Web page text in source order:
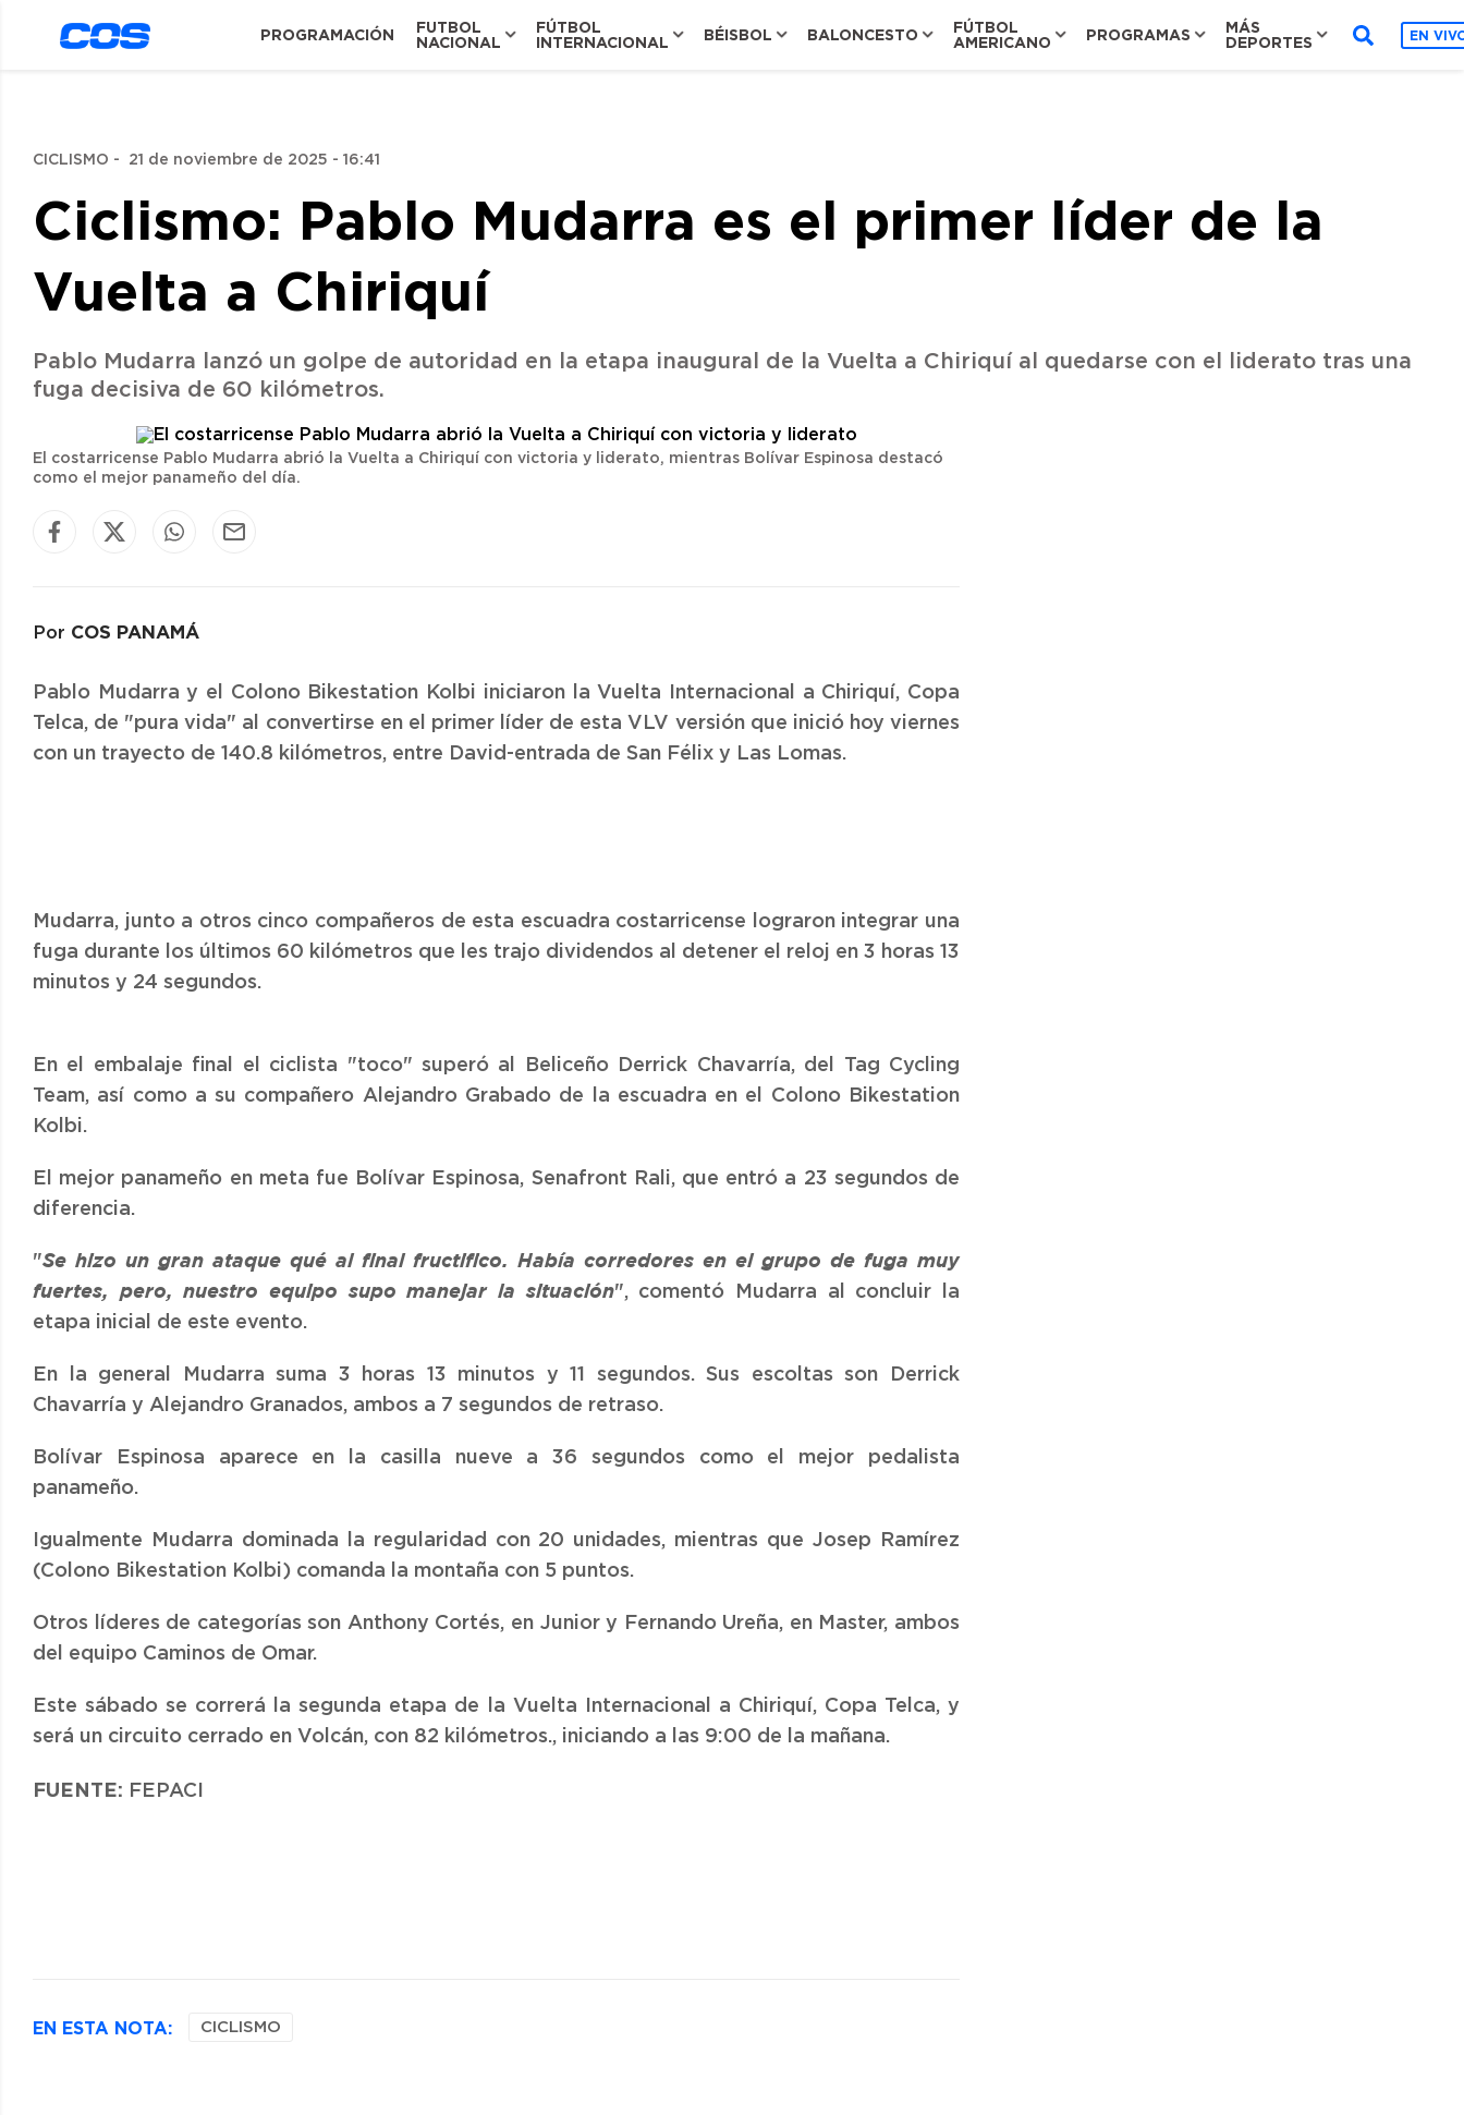
PROGRAMACIÓN
FUTBOL
NACIONAL
FÚTBOL
INTERNACIONAL
BÉISBOL BALONCESTO
FÚTBOL
AMERICANO
PROGRAMAS
MÁS
DEPORTES
EN
CICLISMO - 21 de noviembre de 2025 - 16:41
Ciclismo: Pablo Mudarra es el primer líder de la
Vuelta a Chiriquí
Pablo Mudarra lanzó un golpe de autoridad en la etapa inaugural de la Vuelta a Chiriquí al quedarse con el liderato tras una
fuga decisiva de 60 kilómetros.
El costarricense Pablo Mudarra abrió la Vuelta a Chiriquí con victoria y liderato, mientras Bolívar Espinosa destacó
como el mejor panameño del día.
Por COS PANAMÁ
Pablo Mudarra y el Colono Bikestation Kolbi iniciaron la Vuelta Internacional a Chiriquí, Copa
Telca, de "pura vida" al convertirse en el primer líder de esta VLV versión que inició hoy viernes
con un trayecto de 140.8 kilómetros, entre David-entrada de San Félix y Las Lomas.
Mudarra, junto a otros cinco compañeros de esta escuadra costarricense lograron integrar una
fuga durante los últimos 60 kilómetros que les trajo dividendos al detener el reloj en 3 horas 13
minutos y 24 segundos.
En el embalaje final el ciclista "toco" superó al Beliceño Derrick Chavarría, del Tag Cycling
Team, así como a su compañero Alejandro Grabado de la escuadra en el Colono Bikestation
Kolbi.
El mejor panameño en meta fue Bolívar Espinosa, Senafront Rali, que entró a 23 segundos de
diferencia.
"Se hizo un gran ataque qué al final fructifico. Había corredores en el grupo de fuga muy
fuertes, pero, nuestro equipo supo manejar la situación", comentó Mudarra al concluir la
etapa inicial de este evento.
En la general Mudarra suma 3 horas 13 minutos y 11 segundos. Sus escoltas son Derrick
Chavarría y Alejandro Granados, ambos a 7 segundos de retraso.
Bolívar Espinosa aparece en la casilla nueve a 36 segundos como el mejor pedalista
panameño.
Igualmente Mudarra dominada la regularidad con 20 unidades, mientras que Josep Ramírez
(Colono Bikestation Kolbi) comanda la montaña con 5 puntos.
Otros líderes de categorías son Anthony Cortés, en Junior y Fernando Ureña, en Master, ambos
del equipo Caminos de Omar.
Este sábado se correrá la segunda etapa de la Vuelta Internacional a Chiriquí, Copa Telca, y
será un circuito cerrado en Volcán, con 82 kilómetros., iniciando a las 9:00 de la mañana.
FUENTE: FEPACI
EN ESTA NOTA: CICLISMO